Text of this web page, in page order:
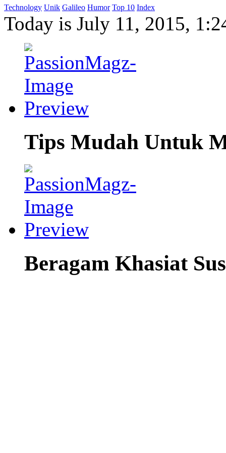
Technology Unik Galileo Humor Top 10 Index
Today is July 11, 2015,
Tips Mudah Untuk
Beragam Khasiat